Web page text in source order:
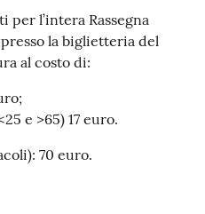
per l’intera Rassegna
la biglietteria del
al costo di:
e >65) 17 euro.
70 euro.